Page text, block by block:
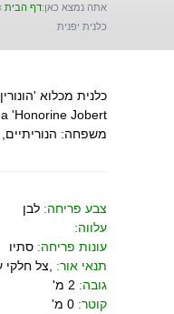
אתה נמצא כאן:דף הבית
כלנית יפנית
כלנית מכלוא
'Honorine Jobert'
משפחה: הנוריתיים,
צבע פריחה: לבן
עלווה:
עונות פריחה: סתיו
תנאי אור: ,צל
גובה:
קוטר: